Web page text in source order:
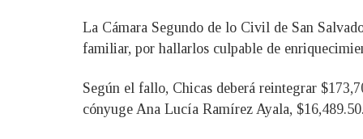
La Cámara Segundo de lo Civil de San
familiar, por hallarlos culpable de
Según el fallo, Chicas deberá reintegrar
cónyuge Ana Lucía Ramírez Ayala, $16,489.50.